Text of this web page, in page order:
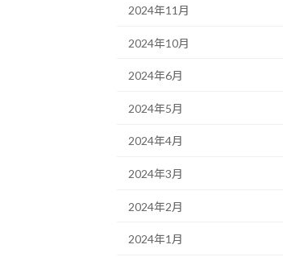
2024年11月
2024年10月
2024年6月
2024年5月
2024年4月
2024年3月
2024年2月
2024年1月